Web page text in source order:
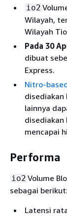
io2
Wilayah,
Wilayah
Pada 30
dibuat
Express.
Nitro-
disediakan
lainnya
disediakan
mencapai
Performa
io2 Volume
sebagai berikut:
Latensi